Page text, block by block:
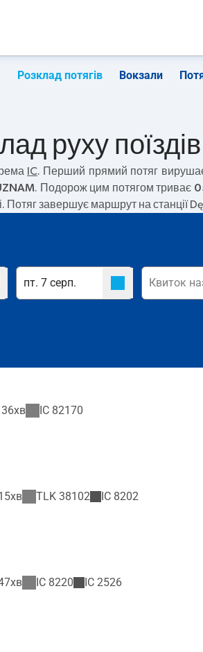
Розклад потягів Вокзали
руху поїздів
IC. Перший прямий потяг
. Подорож цим потягом триває
Потяг завершує маршрут на станції
IC 82170
TLK 38102 IC 8202
IC 8220 IC 2526